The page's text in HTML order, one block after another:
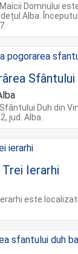
Domnului
Alba.
Sfântului
Duh din
jud. Alba.
Ierarhi
este